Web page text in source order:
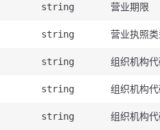
string 营业期限
string 营业执照类
string 组织机构
string 组织机构代
string 组织机构